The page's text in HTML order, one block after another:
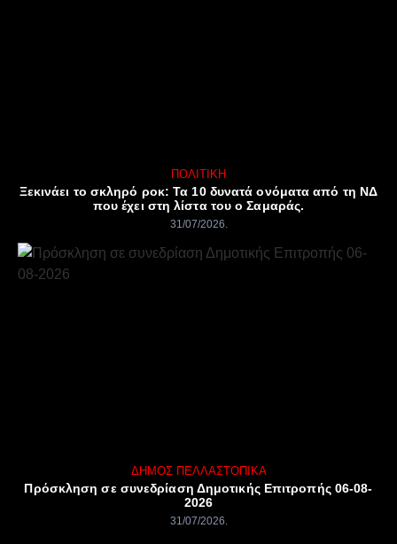
ΠΟΛΙΤΙΚΉ
Ξεκινάει το σκληρό ροκ: Τα 10 δυνατά ονόματα από τη ΝΔ
που έχει στη λίστα του ο Σαμαράς.
31/07/2026
ΔΉΜΟΣ ΠΈΛΛΑΣΤΟΠΙΚΆ
Πρόσκληση σε συνεδρίαση Δημοτικής Επιτροπής 06-08-
2026
31/07/2026